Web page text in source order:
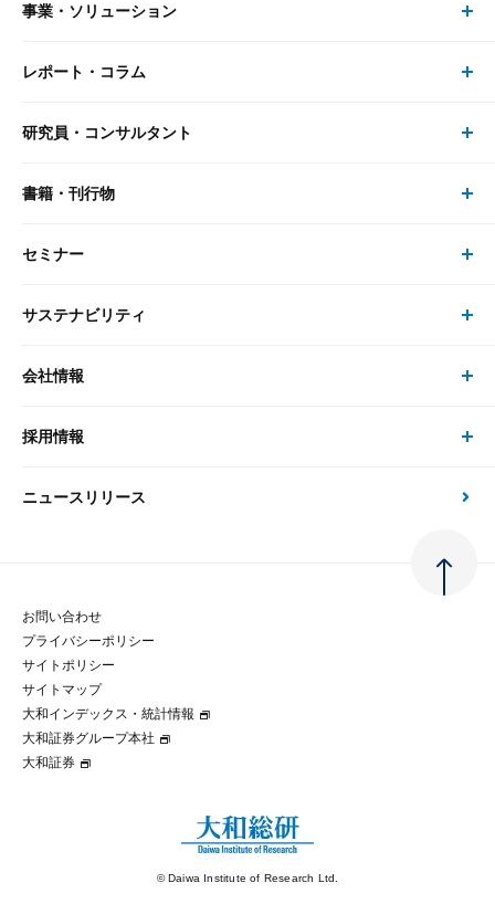
事業・ソリューション
事業・ソリューション トップ
リサーチ
大和総研の強み
先端テクノロジーに基づく新たな価値の創出
レポート・コラム
レポート・コラム トップ
最新のレポート・コラム
政策分析
金融経済教育等
コラム
大和インデックス・統計情報
研究員・コンサルタント
研究員・コンサルタント トップ
研究員
書籍・刊行物
書籍・刊行物 トップ
書籍
セミナー
セミナー トップ
現在受付中のセミナー・イベント
サステナビリティ
サステナビリティの取り組み
次世代社会への貢献
マルチステークホルダー方針
パートナーシップ構築宣言
会社情報
会社情報 トップ
会社概要・役員一覧
大和総研の歩み
グループ会社
採用情報
採用情報 トップ
経験者採用
ニュースリリース
お問い合わせ
プライバシーポリシー
サイトポリシー
サイトマップ
大和インデックス・統計情報
大和証券グループ本社
大和証券
© Daiwa Institute of Research Ltd.